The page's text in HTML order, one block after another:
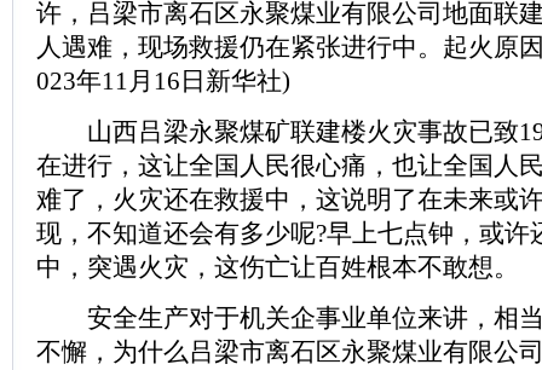
许，吕梁市离石区永聚煤业有限公司地面联
人遇难，现场救援仍在紧张进行中。起火原
023年11月16日新华社)
山西吕梁永聚煤矿联建楼火灾事故已致
在进行，这让全国人民很心痛，也让全国人
难了，火灾还在救援中，这说明了在未来或
现，不知道还会有多少呢?早上七点钟，或许
中，突遇火灾，这伤亡让百姓根本不敢想。
安全生产对于机关企事业单位来讲，相
不懈，为什么吕梁市离石区永聚煤业有限公